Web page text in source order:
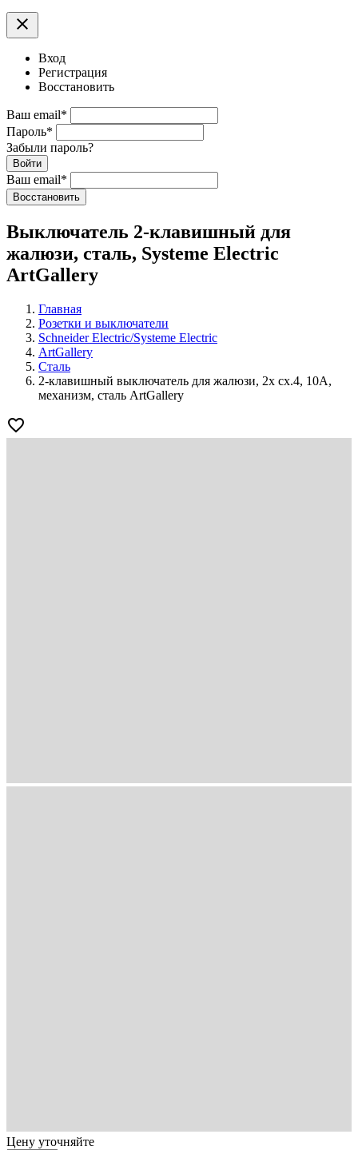
clear
Вход
Регистрация
Восстановить
Ваш email*
Пароль*
Забыли пароль?
Войти
Ваш email*
Воcстановить
Выключатель 2-клавишный для
жалюзи, сталь, Systeme Electric
ArtGallery
Главная
Розетки и выключатели
Schneider Electric/Systeme Electric
ArtGallery
Сталь
2-клавишный выключатель для жалюзи, 2х сх.4, 10А,
механизм, сталь ArtGallery
favorite_border
Цену уточняйте